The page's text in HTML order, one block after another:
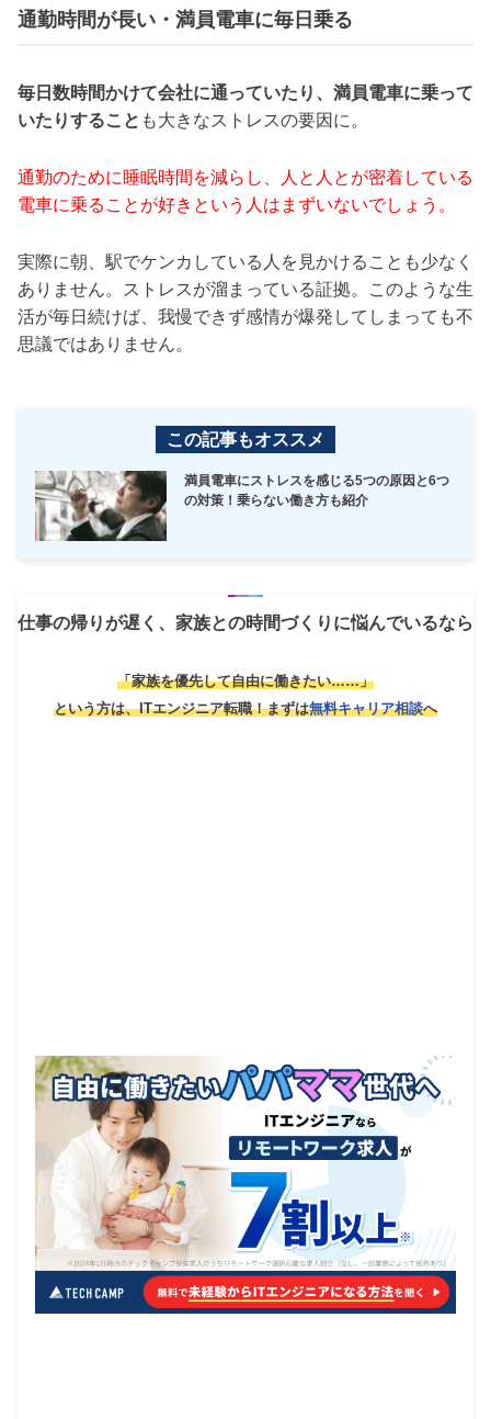
通勤時間が長い・満員電車に毎日乗る
毎日数時間かけて会社に通っていたり、満員電車に乗って
いたりすること も大きなストレスの要因に。
通勤のために睡眠時間を減らし、人と人とが密着している
電車に乗ることが好きという人はまずいないでしょう。
実際に朝、駅でケンカしている人を見かけることも少なく
ありません。ストレスが溜まっている証拠。このような生
活が毎日続けば、我慢できず感情が爆発してしまっても不
思議ではありません。
この記事もオススメ
満員電車にストレスを感じる5つの原因と6つ
の対策！乗らない働き方も紹介
仕事の帰りが遅く、家族との時間づくりに悩んでいるなら
「家族を優先して自由に働きたい……」
という方は、ITエンジニア転職！まずは無料キャリア相談へ